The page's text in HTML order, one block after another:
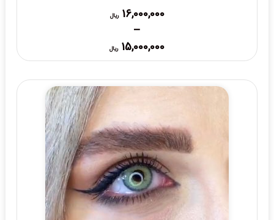
16,000,000 ریال
–
15,000,000 ریال
Price
range:
through
16,000,000 ریال